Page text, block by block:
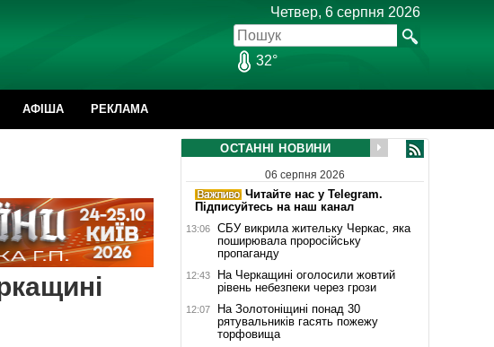
Четвер, 6 серпня 2026
32°
АФІША РЕКЛАМА
ОСТАННІ НОВИНИ
06 серпня 2026
Читайте нас у Telegram.
Підписуйтесь на наш канал
13:06
СБУ викрила жительку Черкас, яка
поширювала проросійську
пропаганду
12:43
На Черкащині оголосили жовтий
рівень небезпеки через грози
12:07
На Золотоніщині понад 30
рятувальників гасять пожежу
торфовища